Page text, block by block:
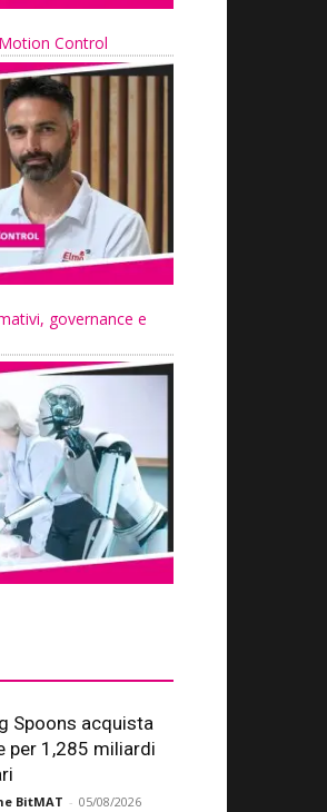
Control
governance e
Spoons acquista
per 1,285 miliardi
BitMAT - 05/08/2026